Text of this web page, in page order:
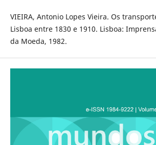
VIEIRA, Antonio Lopes Vieira. Os
Lisboa entre 1830 e 1910. Lisboa:
da Moeda, 1982.